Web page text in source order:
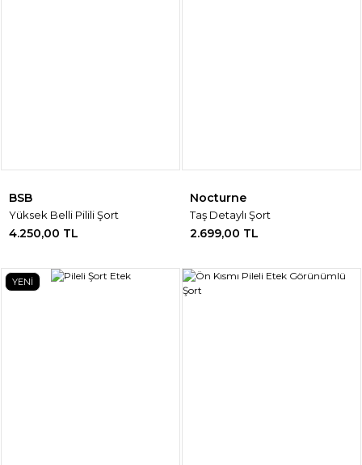
BSB
Yüksek Belli Pilili Şort
4.250,00 TL
Nocturne
Taş Detaylı Şort
2.699,00 TL
YENİ